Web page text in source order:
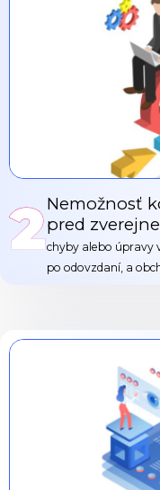
2Nemožnosť
pred
chyby alebo úpravy
po odovzdaní, a